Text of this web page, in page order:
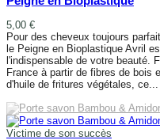
5,00 €
Pour des cheveux toujours
le Peigne en Bioplastique Avril
l'indispensable de votre beauté.
France à partir de fibres de bois
d'huile de fritures végétales, ce...
Victime de son succès